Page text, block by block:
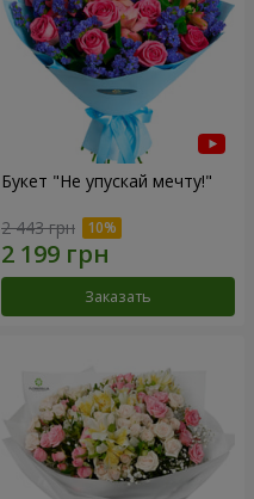
Букет "Не упускай мечту!"
2 443 грн
Заказать